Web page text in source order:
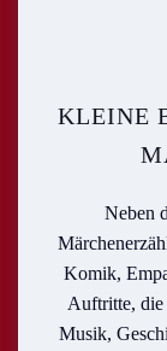
KLEINE
Neben
Komik,
Auftritte, die
Musik,